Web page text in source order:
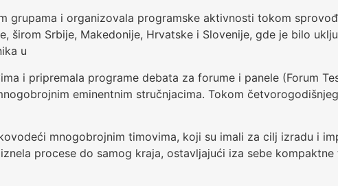
grupama i organizovala programske aktivnosti tokom
širom Srbije, Makedonije, Hrvatske i Slovenije, gde je bilo
u
i pripremala programe debata za forume i panele (Forum
eminentnim stručnjacima. Tokom
mnogobrojnim timovima, koji su imali za cilj izradu i
procese do samog kraja, ostavljajući iza sebe